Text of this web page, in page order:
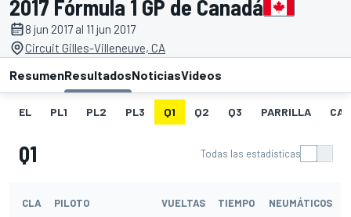
2017 Fórmula 1 GP de Canadá
8 jun 2017 al 11 jun 2017
Circuit Gilles-Villeneuve, CA
ResumenResultadosNoticiasVideos
EL PL1 PL2 PL3 Q1 Q2 Q3 PARRILLA
Q1 Todas las estadísticas
CLA PILOTO VUELTAS TIEMPO NEUMÁTICOS